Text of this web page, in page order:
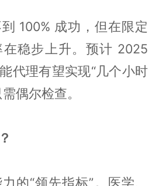
100% 成功，但在限定
稳步上升。预计 2025
代理有望实现“几个小时
偶尔检查。
的“领先指标”。医学、